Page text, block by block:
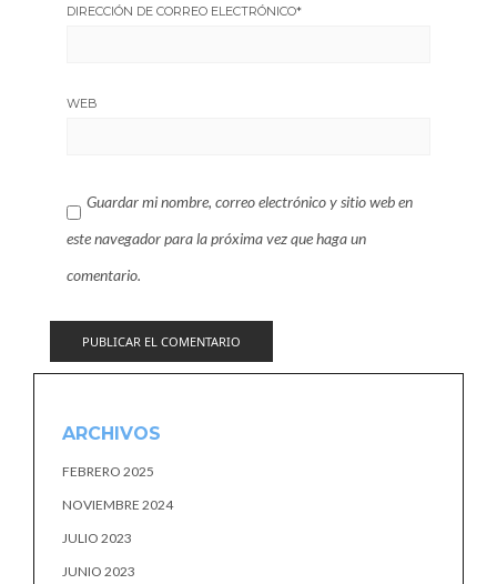
DIRECCIÓN DE CORREO ELECTRÓNICO*
WEB
Guardar mi nombre, correo electrónico y sitio web en
este navegador para la próxima vez que haga un
comentario.
ARCHIVOS
FEBRERO 2025
NOVIEMBRE 2024
JULIO 2023
JUNIO 2023